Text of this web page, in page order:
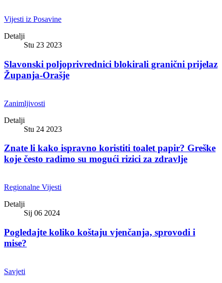
Vijesti iz Posavine
Detalji
Stu 23 2023
Slavonski poljoprivrednici blokirali granični prijelaz
Županja-Orašje
Zanimljivosti
Detalji
Stu 24 2023
Znate li kako ispravno koristiti toalet papir? Greške
koje često radimo su mogući rizici za zdravlje
Regionalne Vijesti
Detalji
Sij 06 2024
Pogledajte koliko koštaju vjenčanja, sprovodi i
mise?
Savjeti